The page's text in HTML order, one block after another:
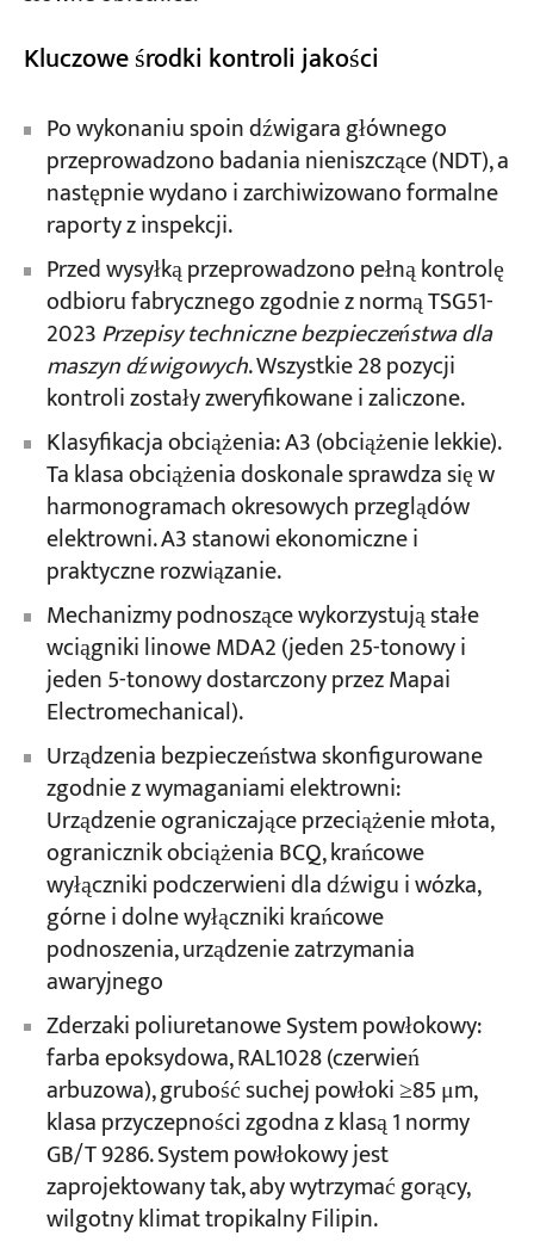
Kluczowe środki kontroli jakości
Po wykonaniu spoin dźwigara głównego
przeprowadzono badania nieniszczące (NDT), a
następnie wydano i zarchiwizowano formalne
raporty z inspekcji.
Przed wysyłką przeprowadzono pełną kontrolę
odbioru fabrycznego zgodnie z normą TSG51-
2023Przepisy techniczne bezpieczeństwa dla
maszyn dźwigowych. Wszystkie 28 pozycji
kontroli zostały zweryfikowane i zaliczone.
Klasyfikacja obciążenia: A3 (obciążenie lekkie).
Ta klasa obciążenia doskonale sprawdza się w
harmonogramach okresowych przeglądów
elektrowni. A3 stanowi ekonomiczne i
praktyczne rozwiązanie.
Mechanizmy podnoszące wykorzystują stałe
wciągniki linowe MDA2 (jeden 25-tonowy i
jeden 5-tonowy dostarczony przez Mapai
Electromechanical).
Urządzenia bezpieczeństwa skonfigurowane
zgodnie z wymaganiami elektrowni:
Urządzenie ograniczające przeciążenie młota,
ogranicznik obciążenia BCQ, krańcowe
wyłączniki podczerwieni dla dźwigu i wózka,
górne i dolne wyłączniki krańcowe
podnoszenia, urządzenie zatrzymania
awaryjnego
Zderzaki poliuretanowe System powłokowy:
farba epoksydowa, RAL1028 (czerwień
arbuzowa), grubość suchej powłoki ≥85 μm,
klasa przyczepności zgodna z klasą 1 normy
GB/T 9286. System powłokowy jest
zaprojektowany tak, aby wytrzymać gorący,
wilgotny klimat tropikalny Filipin.